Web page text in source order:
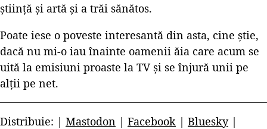
știință și artă și a trăi sănătos.
Poate iese o poveste interesantă din asta, cine știe,
dacă nu mi-o iau înainte oamenii ăia care acum se
uită la emisiuni proaste la TV și se înjură unii pe
alții pe net.
Distribuie: | Mastodon | Facebook | Bluesky|